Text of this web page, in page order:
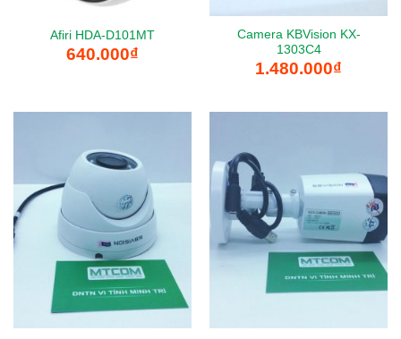
Afiri HDA-D101MT
640.000₫
Camera KBVision KX-
1303C4
1.480.000₫